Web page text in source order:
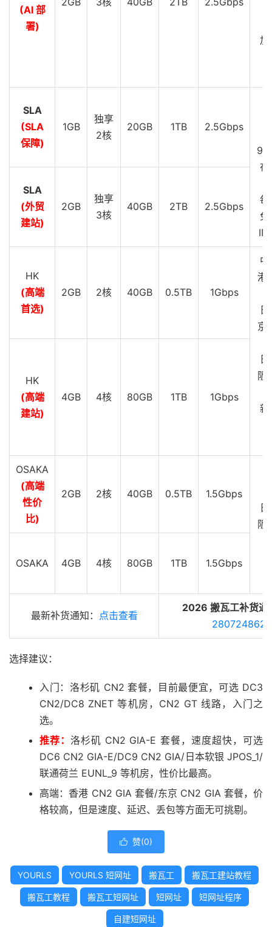
加
(AI 部
署)
SLA
(SLA
保障)
1GB
独享
2核
20GB 1TB 2.5Gbps
在
每
免
IP
SLA
(外贸
建站)
2GB
独享
3核
40GB 2TB 2.5Gbps
HK
(高端
首选)
2GB 2核 40GB 0.5TB 1Gbps
中
港
京
阪
新
HK
(高端
建站)
4GB 4核 80GB 1TB 1Gbps
OSAKA
(高端
性价
比)
2GB 2核 40GB 0.5TB
1.5Gbps
阪
OSAKA
4GB 4核 80GB 1TB 1.5Gbps
最新补货通知： 点击查看
2026 搬瓦工补货通
280724862
选择建议：
入门：洛杉矶 CN2 套餐，目前最便宜，可选 DC3
CN2/DC8 ZNET 等机房，CN2 GT 线路，入门之
选。
推荐：洛杉矶 CN2 GIA-E 套餐，速度超快，可选
DC6 CN2 GIA-E/DC9 CN2 GIA/日本软银 JPOS_1/
联通荷兰 EUNL_9 等机房，性价比最高。
高端：香港 CN2 GIA 套餐/东京 CN2 GIA 套餐，价
格较高，但是速度、延迟、丢包等方面无可挑剔。
 赞(0)
YOURLS YOURLS 短网址 搬瓦工 搬瓦工建站教程
搬瓦工教程 搬瓦工短网址 短网址 短网址程序
自建短网址